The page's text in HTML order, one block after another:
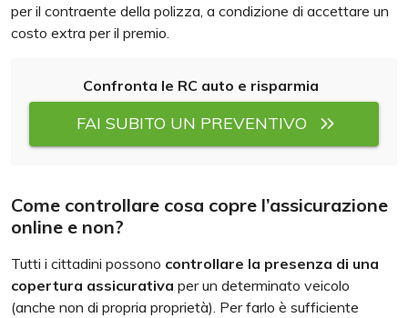
per il contraente della polizza, a condizione di accettare un
costo extra per il premio.
Confronta le RC auto e risparmia
FAI SUBITO UN PREVENTIVO
Come controllare cosa copre l’assicurazione
online e non?
Tutti i cittadini possono controllare la presenza di una
copertura assicurativa per un determinato veicolo
(anche non di propria proprietà). Per farlo è sufficiente